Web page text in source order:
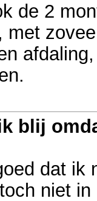
de 2
met
blij
dat ik
niet